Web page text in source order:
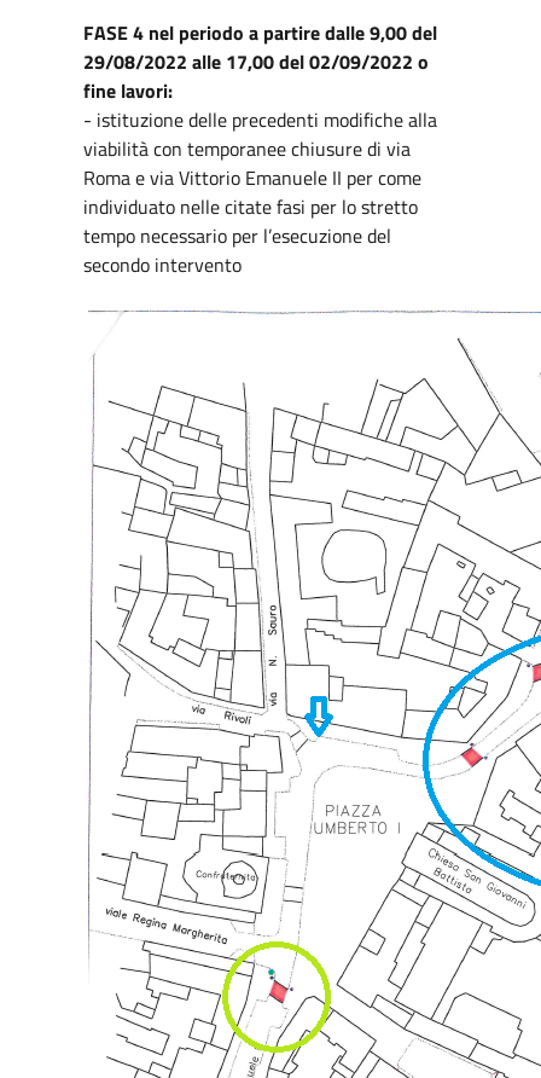
FASE 4 nel periodo a partire dalle 9,00 del
29/08/2022 alle 17,00 del 02/09/2022 o
fine lavori:
- istituzione delle precedenti modifiche alla
viabilità con temporanee chiusure di via
Roma e via Vittorio Emanuele II per come
individuato nelle citate fasi per lo stretto
tempo necessario per l’esecuzione del
secondo intervento